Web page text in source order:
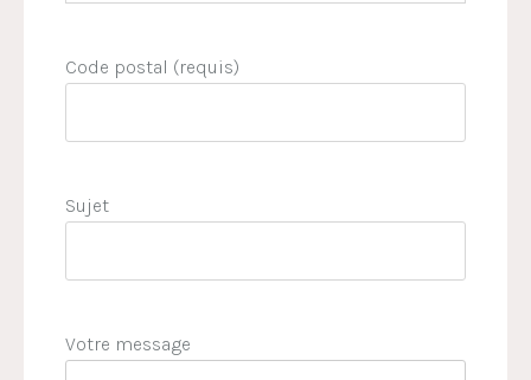
Code postal (requis)
Sujet
Votre message